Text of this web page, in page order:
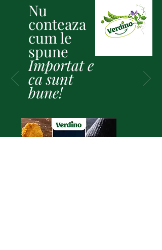
Nu
conteaza
cum le
spune
Importat e
ca sunt
bune!